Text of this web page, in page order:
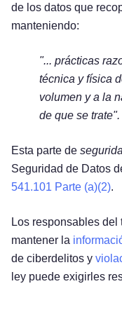
de los datos que
manteniendo:
"... prácticas
técnica y física
volumen y a la
de que se trate".
Esta parte de
Seguridad de Datos
541.101 Parte (a)(2).
Los responsables del
mantener la
de ciberdelitos y
ley puede exigirles